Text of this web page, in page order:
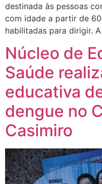
destinada às pessoas
com idade a partir de
habilitadas para dirigir.
Núcleo de
Saúde
educativa
dengue no
Casimiro